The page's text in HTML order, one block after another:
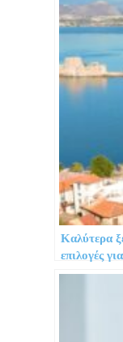
Καλύτερα
επιλογές